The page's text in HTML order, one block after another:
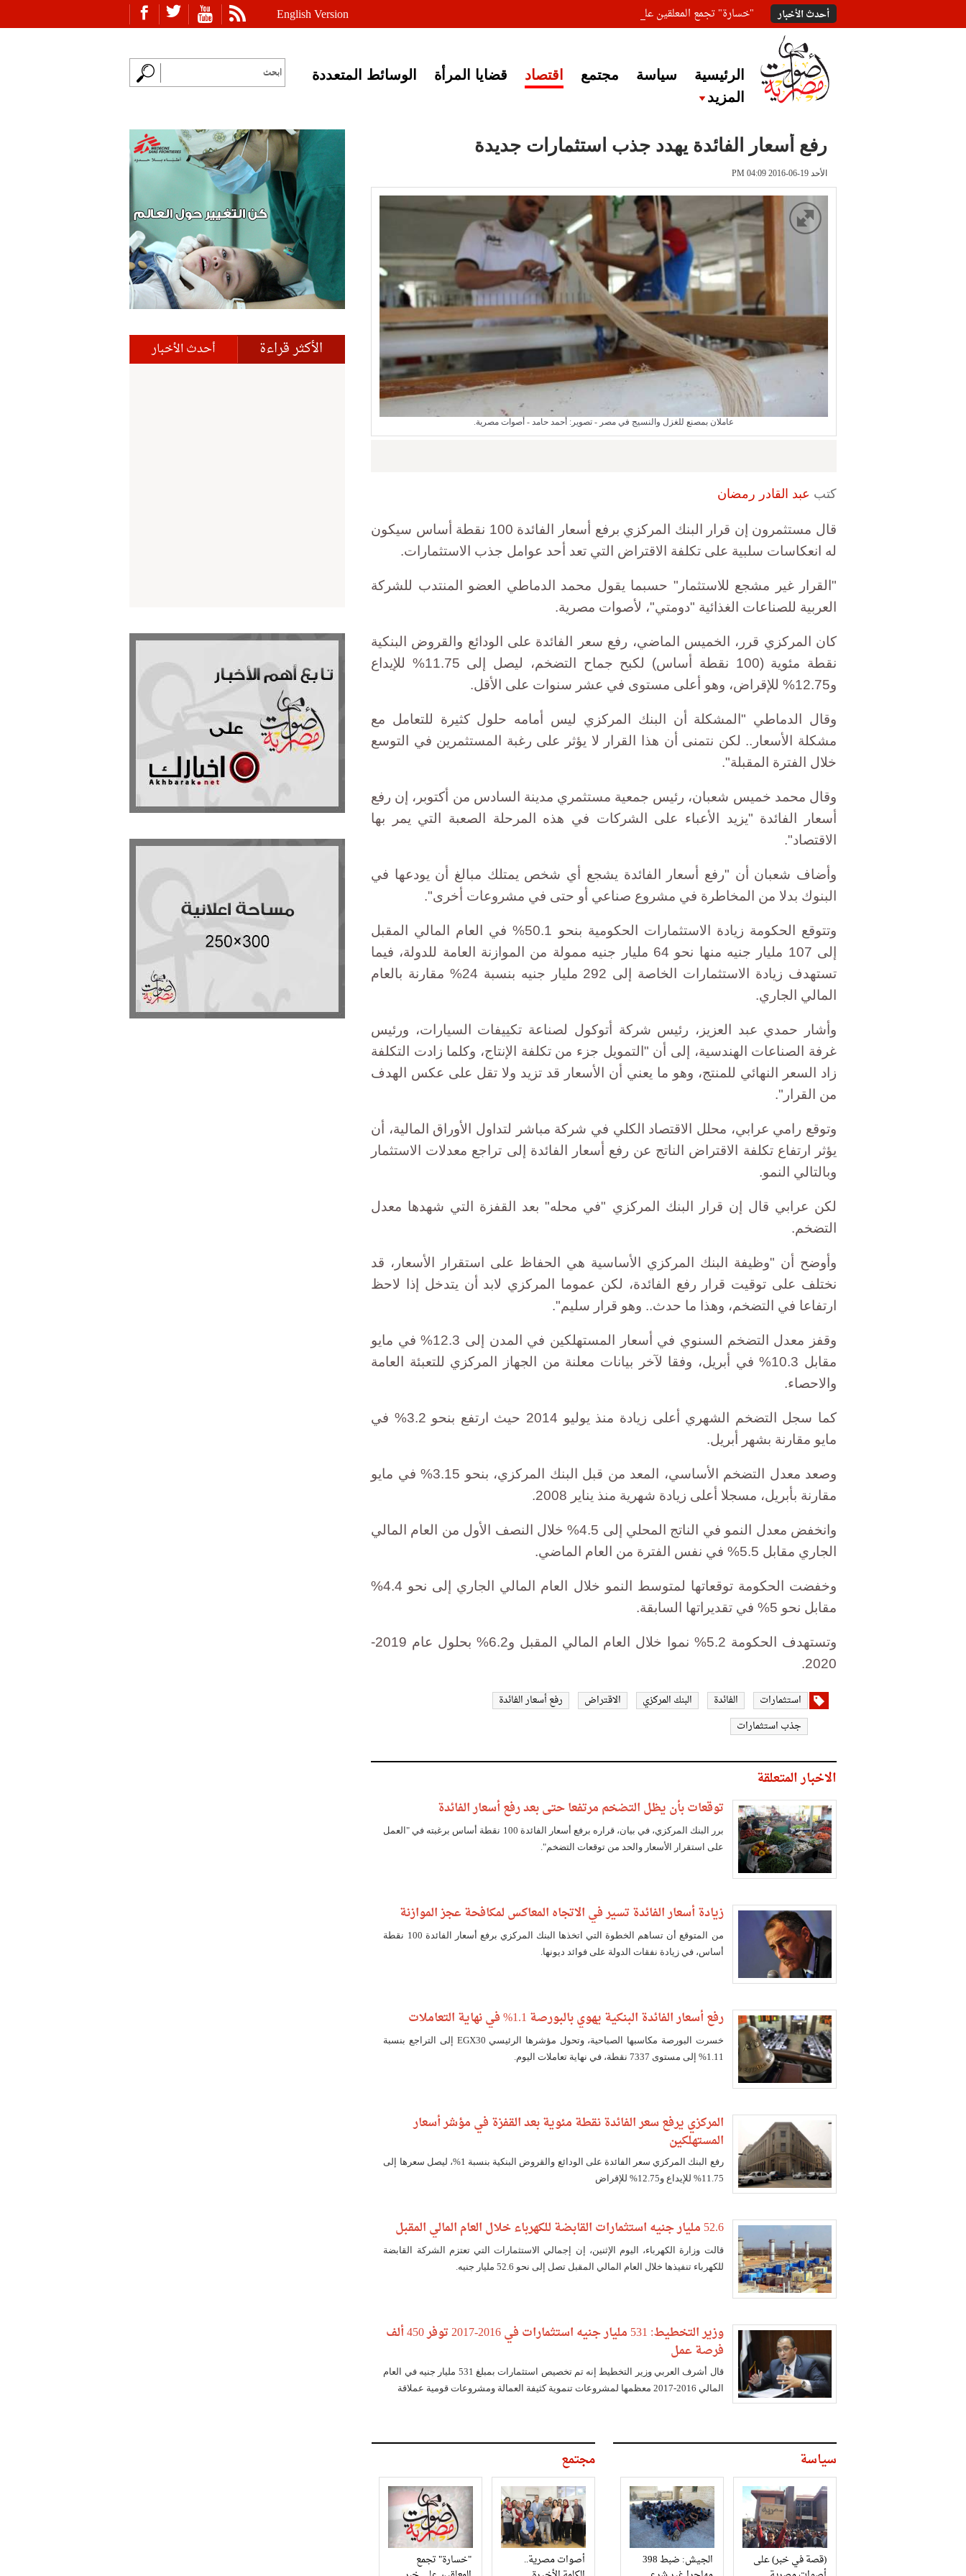
English Version أحدث الأخبار "خسارة" تجمع المعلقين على خبر إغلاق أصوات مصرية
الرئيسية سياسة مجتمع اقتصاد قضايا المرأة
الوسائط المتعددة
المزيد
رفع أسعار الفائدة يهدد جذب استثمارات جديدة
الأحد 19-06-2016 PM 04:09
عاملان بمصنع للغزل والنسيج في مصر - تصوير: أحمد حامد - أصوات مصرية.
كتب عبد القادر رمضان
قال مستثمرون إن قرار البنك المركزي برفع أسعار الفائدة 100 نقطة أساس سيكون
له انعكاسات سلبية على تكلفة الاقتراض التي تعد أحد عوامل جذب الاستثمارات.
"القرار غير مشجع للاستثمار" حسبما يقول محمد الدماطي العضو المنتدب للشركة
العربية للصناعات الغذائية "دومتي"، لأصوات مصرية.
كان المركزي قرر، الخميس الماضي، رفع سعر الفائدة على الودائع والقروض البنكية
نقطة مئوية (100 نقطة أساس) لكبح جماح التضخم، ليصل إلى 11.75% للإيداع
و12.75% للإقراض، وهو أعلى مستوى في عشر سنوات على الأقل.
وقال الدماطي "المشكلة أن البنك المركزي ليس أمامه حلول كثيرة للتعامل مع
مشكلة الأسعار.. لكن نتمنى أن هذا القرار لا يؤثر على رغبة المستثمرين في التوسع
خلال الفترة المقبلة".
وقال محمد خميس شعبان، رئيس جمعية مستثمري مدينة السادس من أكتوبر، إن رفع
أسعار الفائدة "يزيد الأعباء على الشركات في هذه المرحلة الصعبة التي يمر بها
الاقتصاد".
وأضاف شعبان أن "رفع أسعار الفائدة يشجع أي شخص يمتلك مبالغ أن يودعها في
البنوك بدلا من المخاطرة في مشروع صناعي أو حتى في مشروعات أخرى".
وتتوقع الحكومة زيادة الاستثمارات الحكومية بنحو 50.1% في العام المالي المقبل
إلى 107 مليار جنيه منها نحو 64 مليار جنيه ممولة من الموازنة العامة للدولة، فيما
تستهدف زيادة الاستثمارات الخاصة إلى 292 مليار جنيه بنسبة 24% مقارنة بالعام
المالي الجاري.
وأشار حمدي عبد العزيز، رئيس شركة أتوكول لصناعة تكييفات السيارات، ورئيس
غرفة الصناعات الهندسية، إلى أن "التمويل جزء من تكلفة الإنتاج، وكلما زادت التكلفة
زاد السعر النهائي للمنتج، وهو ما يعني أن الأسعار قد تزيد ولا تقل على عكس الهدف
من القرار".
وتوقع رامي عرابي، محلل الاقتصاد الكلي في شركة مباشر لتداول الأوراق المالية، أن
يؤثر ارتفاع تكلفة الاقتراض الناتج عن رفع أسعار الفائدة إلى تراجع معدلات الاستثمار
وبالتالي النمو.
لكن عرابي قال إن قرار البنك المركزي "في محله" بعد القفزة التي شهدها معدل
التضخم.
وأوضح أن "وظيفة البنك المركزي الأساسية هي الحفاظ على استقرار الأسعار، قد
نختلف على توقيت قرار رفع الفائدة، لكن عموما المركزي لابد أن يتدخل إذا لاحظ
ارتفاعا في التضخم، وهذا ما حدث.. وهو قرار سليم".
وقفز معدل التضخم السنوي في أسعار المستهلكين في المدن إلى 12.3% في مايو
مقابل 10.3% في أبريل، وفقا لآخر بيانات معلنة من الجهاز المركزي للتعبئة العامة
والاحصاء.
كما سجل التضخم الشهري أعلى زيادة منذ يوليو 2014 حيث ارتفع بنحو 3.2% في
مايو مقارنة بشهر أبريل.
وصعد معدل التضخم الأساسي، المعد من قبل البنك المركزي، بنحو 3.15% في مايو
مقارنة بأبريل، مسجلا أعلى زيادة شهرية منذ يناير 2008.
وانخفض معدل النمو في الناتج المحلي إلى 4.5% خلال النصف الأول من العام المالي
الجاري مقابل 5.5% في نفس الفترة من العام الماضي.
وخفضت الحكومة توقعاتها لمتوسط النمو خلال العام المالي الجاري إلى نحو 4.4%
مقابل نحو 5% في تقديراتها السابقة.
وتستهدف الحكومة 5.2% نموا خلال العام المالي المقبل و6.2% بحلول عام 2019-
2020.
استثمارات الفائدة البنك المركزي الاقتراض
رفع أسعار الفائدة
جذب استثمارات
الاخبار المتعلقة
توقعات بأن يظل التضخم مرتفعا حتى بعد رفع أسعار الفائدة
برر البنك المركزي، في بيان، قراره برفع أسعار الفائدة 100 نقطة أساس برغبته في "العمل
على استقرار الأسعار والحد من توقعات التضخم".
زيادة أسعار الفائدة تسير في الاتجاه المعاكس لمكافحة عجز الموازنة
من المتوقع أن تساهم الخطوة التي اتخذها البنك المركزي برفع أسعار الفائدة 100 نقطة
أساس، في زيادة نفقات الدولة على فوائد ديونها.
رفع أسعار الفائدة البنكية يهوي بالبورصة 1.1% في نهاية التعاملات
خسرت البورصة مكاسبها الصباحية، وتحول مؤشرها الرئيسي EGX30 إلى التراجع بنسبة
1.11% إلى مستوى 7337 نقطة، في نهاية تعاملات اليوم.
المركزي يرفع سعر الفائدة نقطة مئوية بعد القفزة في مؤشر أسعار
المستهلكين
رفع البنك المركزي سعر الفائدة على الودائع والقروض البنكية بنسبة 1%، ليصل سعرها إلى
11.75% للإيداع و12.75% للإقراض
52.6 مليار جنيه استثمارات القابضة للكهرباء خلال العام المالي المقبل
قالت وزارة الكهرباء، اليوم الإثنين، إن إجمالي الاستثمارات التي تعتزم الشركة القابضة
للكهرباء تنفيذها خلال العام المالي المقبل تصل إلى نحو 52.6 مليار جنيه.
وزير التخطيط: 531 مليار جنيه استثمارات في 2016-2017 توفر 450 ألف
فرصة عمل
قال أشرف العربي وزير التخطيط إنه تم تخصيص استثمارات بمبلغ 531 مليار جنيه في العام
المالي 2016-2017 معظمها لمشروعات تنموية كثيفة العمالة ومشروعات قومية عملاقة
سياسة
(قصة في خبر) على
الجيش: ضبط 398
مجتمع
أصوات مصرية..
"خسارة" تجمع
الأكثر قراءة أحدث الأخبار